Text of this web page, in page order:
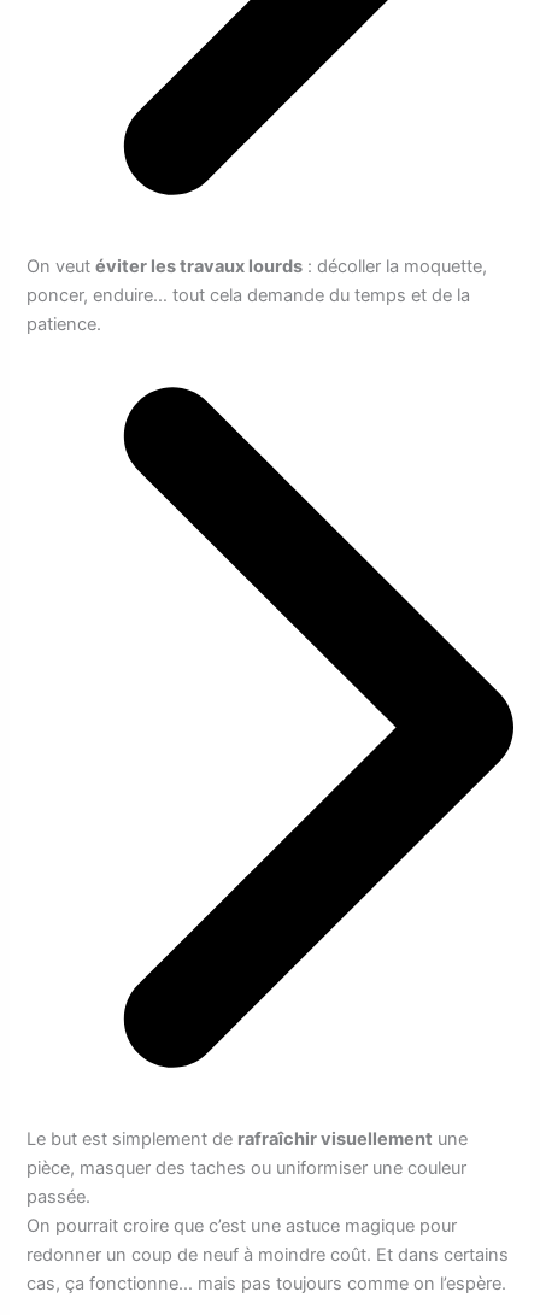
On veutéviter les travaux lourds : décoller la moquette,
poncer, enduire… tout cela demande du temps et de la
patience.
Le but est simplement de rafraîchir visuellement une
pièce, masquer des taches ou uniformiser une couleur
passée.
On pourrait croire que c’est une astuce magique pour
redonner un coup de neuf à moindre coût. Et dans certains
cas, ça fonctionne… mais pas toujours comme on l’espère.